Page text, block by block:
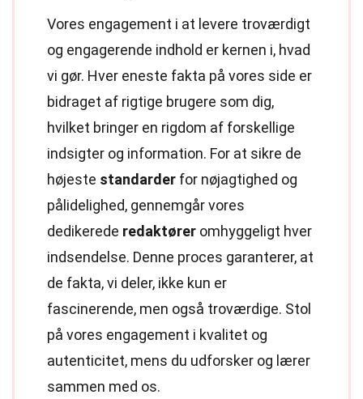
Vores engagement i at levere troværdigt
og engagerende indhold er kernen i, hvad
vi gør. Hver eneste fakta på vores side er
bidraget af rigtige brugere som dig,
hvilket bringer en rigdom af forskellige
indsigter og information. For at sikre de
højeste standarder for nøjagtighed og
pålidelighed, gennemgår vores
dedikerede redaktører omhyggeligt hver
indsendelse. Denne proces garanterer, at
de fakta, vi deler, ikke kun er
fascinerende, men også troværdige. Stol
på vores engagement i kvalitet og
autenticitet, mens du udforsker og lærer
sammen med os.